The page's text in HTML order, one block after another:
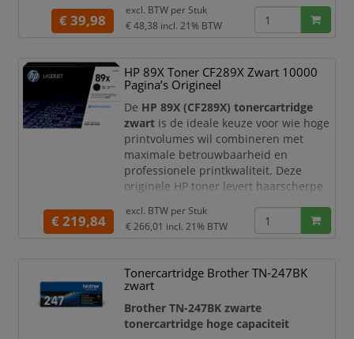
aan scherpe, professionele resultaten.
documenten. De cartridge is perfect
afgestemd op uw HP printer, wat zorgt
voor probleemloos gebruik
€ 39,98
excl. BTW per Stuk
€ 48,38 incl. 21% BTW
HP 89X Toner CF289X Zwart 10000
Pagina’s Origineel
De HP 89X (CF289X) tonercartridge
zwart is de ideale keuze voor wie hoge
printvolumes wil combineren met
maximale betrouwbaarheid en
professionele printkwaliteit. Deze
originele HP toner levert haarscherpe
waardoor uw documenten altijd een
duidelijke en representatieve
Met een hoge capaciteit tot circa
10.000 pagina’s
tonercartridge perfect geschikt voor
intensief gebruik i
€ 219,84
excl. BTW per Stuk
€ 266,01 incl. 21% BTW
Tonercartridge Brother TN-247BK
zwart
Brother TN-247BK zwarte
tonercartridge hoge capaciteit